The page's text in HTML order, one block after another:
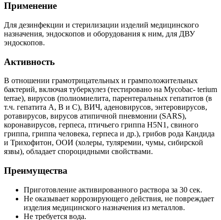
Применение
Для дезинфекции и стерилизации изделий медицинского
назначения, эндоскопов и оборудования к ним, для ДВУ
эндоскопов.
Активность
В отношении грамотрицательных и грамположительных
бактерий, включая туберкулез (тестировано на Mycobac- terium
terrae), вирусов (полиомиелита, парентеральных гепатитов (в
т.ч. гепатита А, В и С), ВИЧ, аденовирусов, энтеровирусов,
ротавирусов, вирусов атипичной пневмонии (SARS),
коронавирусов, герпеса, птичьего гриппа H5N1, свиного
гриппа, гриппа человека, герпеса и др.), грибов рода Кандида
и Трихофитон, ООИ (холеры, туляремии, чумы, сибирской
язвы), обладает спороцидными свойствами.
Преимущества
Приготовление активированного раствора за 30 сек.
Не оказывает коррозирующего действия, не повреждает
изделия медицинского назначения из металлов.
Не требуется вода.